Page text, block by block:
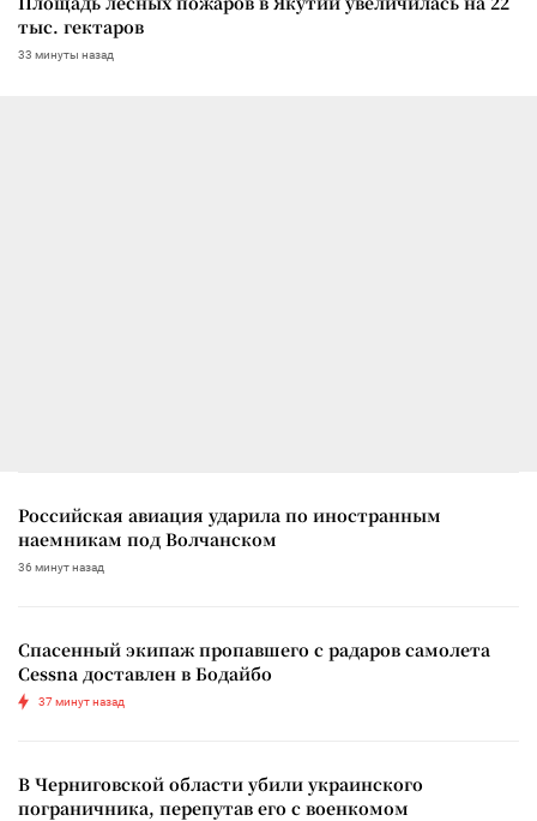
тыс. гектаров
33 минуты назад
Российская авиация ударила по иностранным
наемникам под Волчанском
36 минут назад
Спасенный экипаж пропавшего с радаров самолета
Cessna доставлен в Бодайбо
37 минут назад
В Черниговской области убили украинского
пограничника, перепутав его с военкомом